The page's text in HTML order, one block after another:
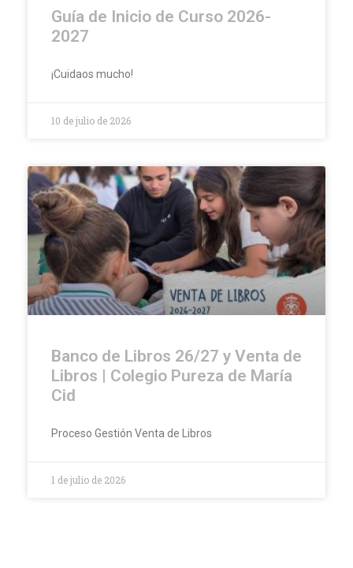
Guía de Inicio de Curso 2026-
2027
¡Cuidaos mucho!
10 de julio de 2026
Banco de Libros 26/27 y Venta de
Libros | Colegio Pureza de María
Cid
Proceso Gestión Venta de Libros
1 de julio de 2026